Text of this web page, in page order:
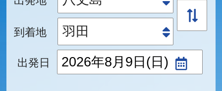
到着地
出発日